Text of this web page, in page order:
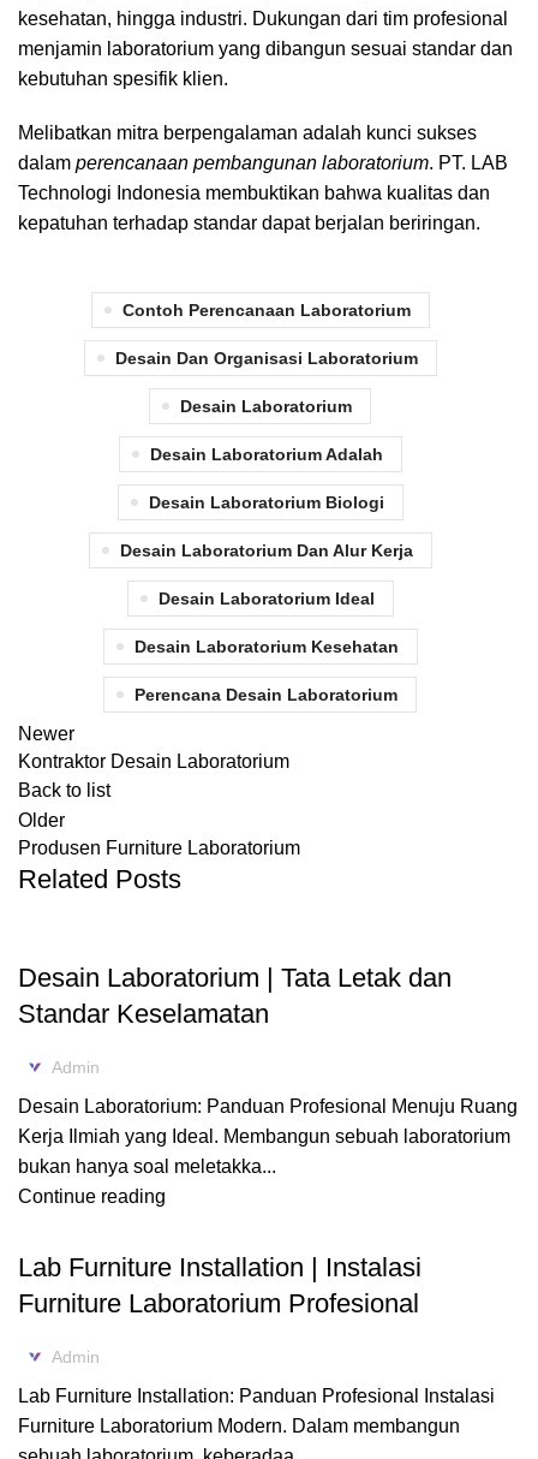
kesehatan, hingga industri. Dukungan dari tim profesional
menjamin laboratorium yang dibangun sesuai standar dan
kebutuhan spesifik klien.
Melibatkan mitra berpengalaman adalah kunci sukses
dalam perencanaan pembangunan laboratorium. PT. LAB
Technologi Indonesia membuktikan bahwa kualitas dan
kepatuhan terhadap standar dapat berjalan beriringan.
Contoh Perencanaan Laboratorium
Desain Dan Organisasi Laboratorium
Desain Laboratorium
Desain Laboratorium Adalah
Desain Laboratorium Biologi
Desain Laboratorium Dan Alur Kerja
Desain Laboratorium Ideal
Desain Laboratorium Kesehatan
Perencana Desain Laboratorium
Newer
Kontraktor Desain Laboratorium
Back to list
Older
Produsen Furniture Laboratorium
Related Posts
Desain Laboratorium | Tata Letak dan
Standar Keselamatan
Admin
Desain Laboratorium: Panduan Profesional Menuju Ruang
Kerja Ilmiah yang Ideal. Membangun sebuah laboratorium
bukan hanya soal meletakka...
Continue reading
Lab Furniture Installation | Instalasi
Furniture Laboratorium Profesional
Admin
Lab Furniture Installation: Panduan Profesional Instalasi
Furniture Laboratorium Modern. Dalam membangun